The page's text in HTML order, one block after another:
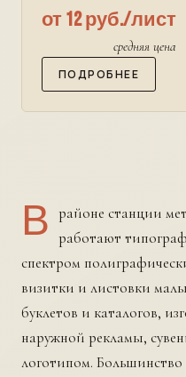
от 12 руб./лист
средняя цена
ПОДРОБНЕЕ
В районе станции
работают
спектром
визитки и листовки
буклетов и каталогов,
наружной рекламы,
логотипом.